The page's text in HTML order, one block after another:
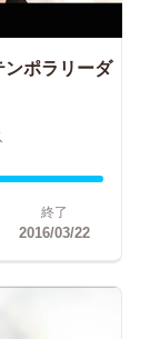
ポラリーダ
終了
2016/03/22